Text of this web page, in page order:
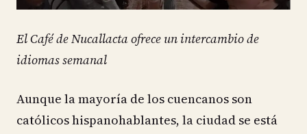
El Café de Nucallacta ofrece un intercambio de
idiomas semanal
Aunque la mayoría de los cuencanos son
católicos hispanohablantes, la ciudad se está